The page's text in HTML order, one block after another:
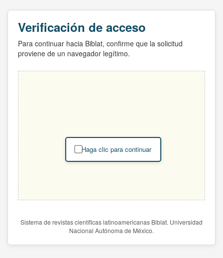
Verificación de acceso
Para continuar hacia Biblat, confirme que la solicitud
proviene de un navegador legítimo.
Haga clic para continuar
Sistema de revistas científicas latinoamericanas Biblat. Universidad
Nacional Autónoma de México.